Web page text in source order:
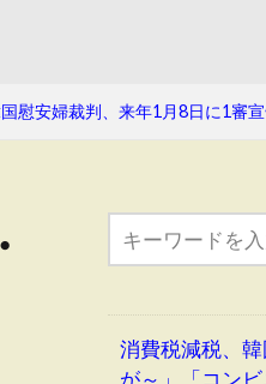
慰安婦裁判、来年1月8日に1審
消費税減税、
が～」「コンビ